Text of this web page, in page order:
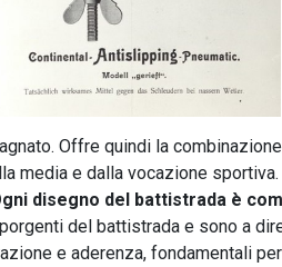
Offre quindi la
media e dalla vocazione sportiva.
disegno del battistrada è
del battistrada e sono a
e aderenza, fondamentali